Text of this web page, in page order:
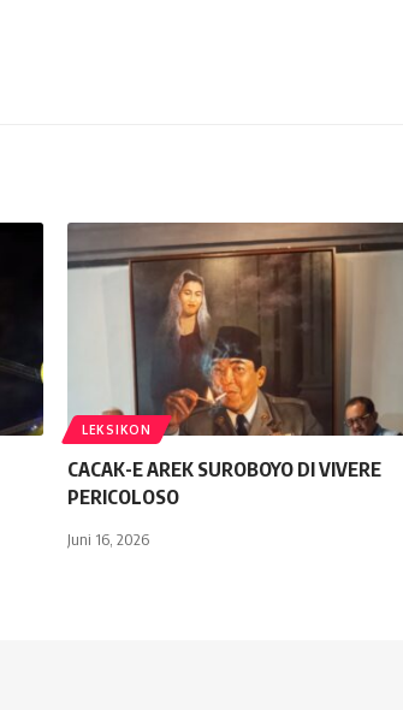
LEKSIKON
CACAK-E AREK SUROBOYO DI VIVERE
PERICOLOSO
Juni 16, 2026